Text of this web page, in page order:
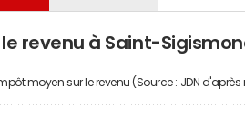
le revenu à Saint-
moyen sur le revenu (Source : JDN